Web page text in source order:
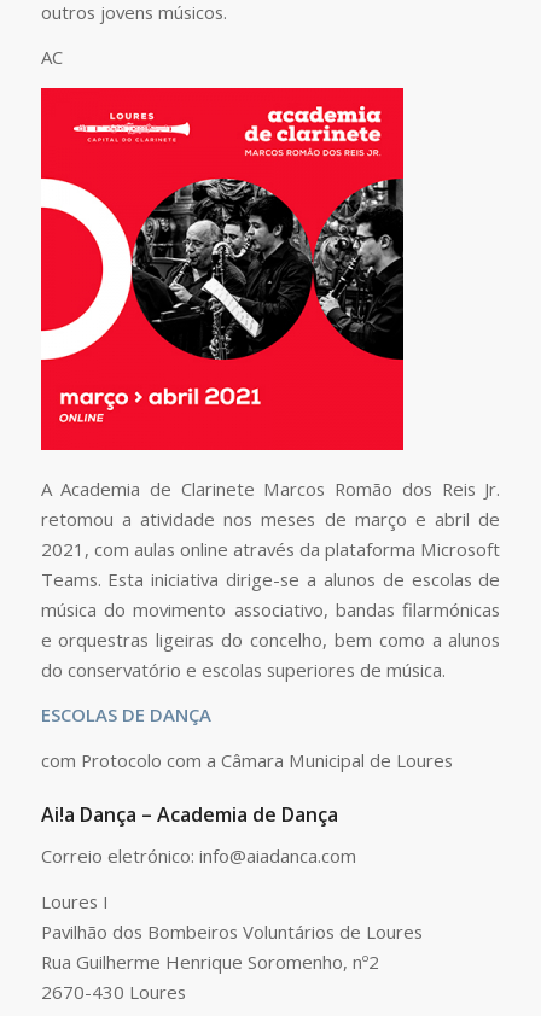
outros jovens músicos.
AC
A Academia de Clarinete Marcos Romão dos Reis Jr.
retomou a atividade nos meses de março e abril de
2021, com aulas online através da plataforma Microsoft
Teams. Esta iniciativa dirige-se a alunos de escolas de
música do movimento associativo, bandas filarmónicas
e orquestras ligeiras do concelho, bem como a alunos
do conservatório e escolas superiores de música.
ESCOLAS DE DANÇA
com Protocolo com a Câmara Municipal de Loures
Ai!a Dança – Academia de Dança
Correio eletrónico: info@aiadanca.com
Loures I
Pavilhão dos Bombeiros Voluntários de Loures
Rua Guilherme Henrique Soromenho, nº2
2670-430 Loures